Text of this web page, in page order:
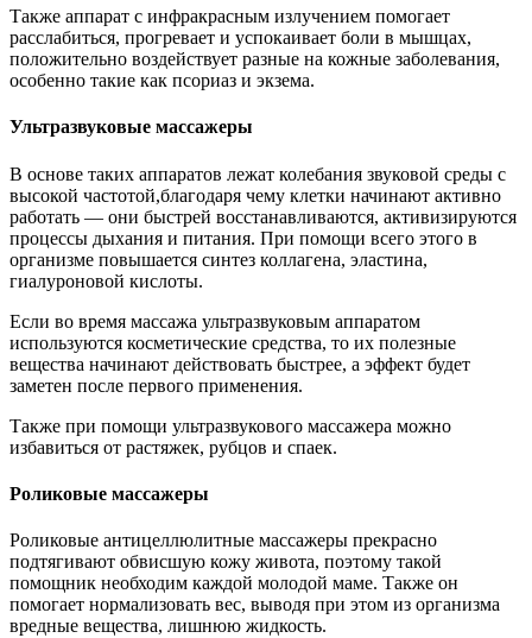
Также аппарат с инфракрасным излучением помогает
расслабиться, прогревает и успокаивает боли в мышцах,
положительно воздействует разные на кожные заболевания,
особенно такие как псориаз и экзема.
Ультразвуковые массажеры
В основе таких аппаратов лежат колебания звуковой среды с
высокой частотой,благодаря чему клетки начинают активно
работать — они быстрей восстанавливаются, активизируются
процессы дыхания и питания. При помощи всего этого в
организме повышается синтез коллагена, эластина,
гиалуроновой кислоты.
Если во время массажа ультразвуковым аппаратом
используются косметические средства, то их полезные
вещества начинают действовать быстрее, а эффект будет
заметен после первого применения.
Также при помощи ультразвукового массажера можно
избавиться от растяжек, рубцов и спаек.
Роликовые массажеры
Роликовые антицеллюлитные массажеры прекрасно
подтягивают обвисшую кожу живота, поэтому такой
помощник необходим каждой молодой маме. Также он
помогает нормализовать вес, выводя при этом из организма
вредные вещества, лишнюю жидкость.